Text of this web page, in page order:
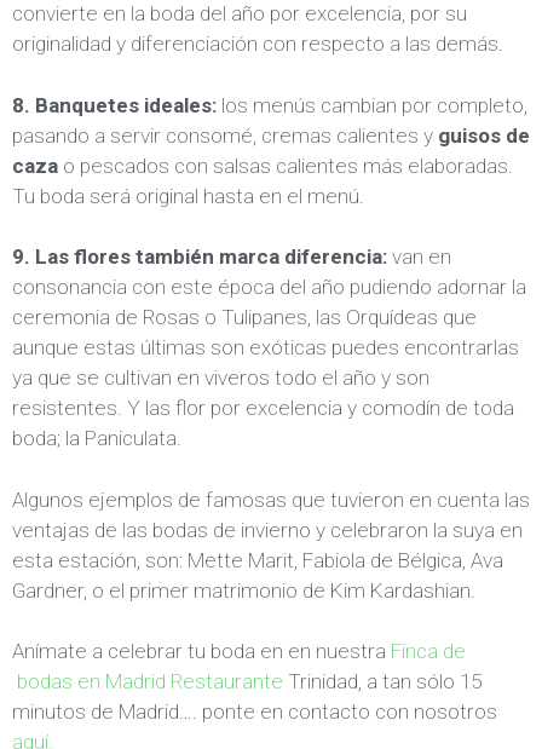
convierte en la boda del año por excelencia, por su
originalidad y diferenciación con respecto a las demás.
8. Banquetes ideales: los menús cambian por completo,
pasando a servir consomé, cremas calientes y guisos de
caza o pescados con salsas calientes más elaboradas.
Tu boda será original hasta en el menú.
9. Las flores también marca diferencia: van en
consonancia con este época del año pudiendo adornar la
ceremonia de Rosas o Tulipanes, las Orquídeas que
aunque estas últimas son exóticas puedes encontrarlas
ya que se cultivan en viveros todo el año y son
resistentes. Y las flor por excelencia y comodín de toda
boda; la Paniculata.
Algunos ejemplos de famosas que tuvieron en cuenta las
ventajas de las bodas de invierno y celebraron la suya en
esta estación, son: Mette Marit, Fabiola de Bélgica, Ava
Gardner, o el primer matrimonio de Kim Kardashian.
Anímate a celebrar tu boda en en nuestra Finca de
bodas en Madrid Restaurante Trinidad, a tan sólo 15
minutos de Madrid…. ponte en contacto con nosotros
aquí.